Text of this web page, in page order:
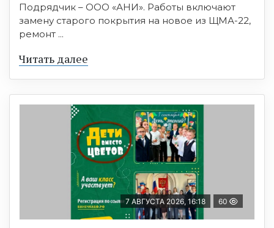
Подрядчик – ООО «АНИ». Работы включают
замену старого покрытия на новое из ЩМА-22,
ремонт ...
Читать далее
7 АВГУСТА 2026, 16:18 60